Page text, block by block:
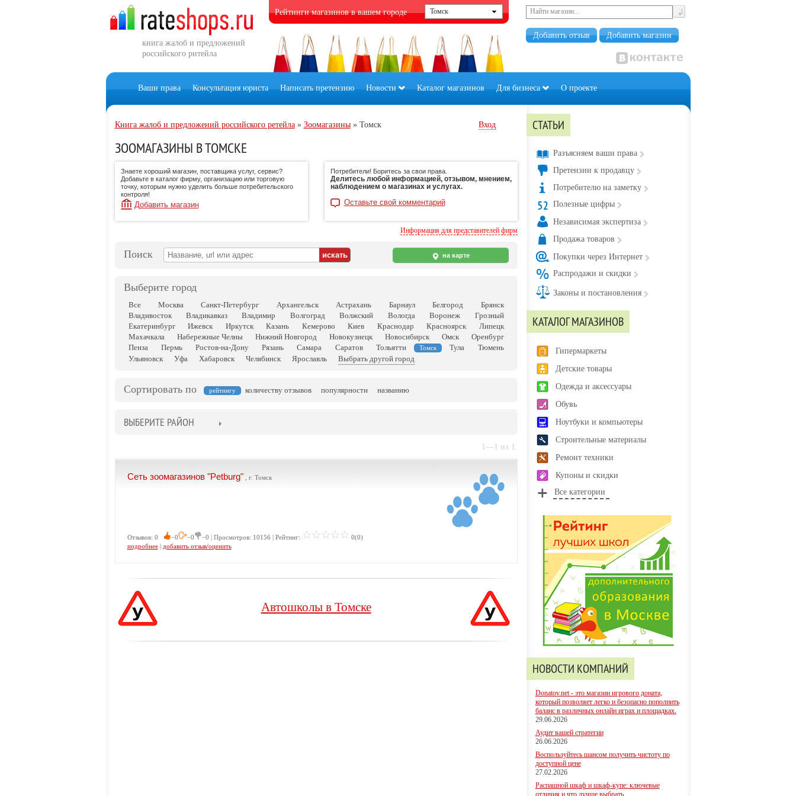
книга жалоб и предложений
российского ритейла
Рейтинги магазинов в вашем городе
Добавить отзыв Добавить магазин
Ваши права Консультация юриста Написать претензию Новости Каталог магазинов Для бизнеса О проекте
Книга жалоб и предложений российского ретейла» Зоомагазины» Томск Вход
ЗООМАГАЗИНЫ В ТОМСКЕ
Знаете хороший магазин, поставщика услуг, сервис?
Добавьте в каталог фирму, организацию или торговую
точку, которым нужно уделить больше потребительского
контроля!
Добавить магазин
Потребители! Боритесь за свои права.
Делитесь любой информацией, отзывом, мнением,
наблюдением о магазинах и услугах.
Оставьте свой комментарий
Информация для представителей фирм
Поиск на карте
Выберите город
Все Москва Санкт-Петербург Архангельск Астрахань Барнаул Белгород
Брянск
Владивосток
Владикавказ Владимир Волгоград Волжский Вологда Воронеж
Грозный
Екатеринбург
Ижевск Иркутск Казань Кемерово Киев Краснодар Красноярск
Липецк
Махачкала
Набережные Челны Нижний Новгород Новокузнецк Новосибирск Омск
Оренбург
Пенза
Пермь Ростов-на-Дону Рязань Самара Саратов Тольятти Томск Тула
Тюмень
Ульяновск
Уфа Хабаровск Челябинск Ярославль Выбрать другой город
Сортировать по рейтингу количеству отзывов популярности названию
ВЫБЕРИТЕ РАЙОН
1—1 из 1.
Сеть зоомагазинов "Petburg", г. Томск
Отзывов: 0 −0 −0 −0 | Просмотров: 10156 | Рейтинг:
0(0)
подробнее| добавить отзыв/оценить
Автошколы в Томске
СТАТЬИ
Разъясняем ваши права
Претензии к продавцу
Потребителю на заметку
Полезные цифры
Независимая экспертиза
Продажа товаров
Покупки через Интернет
Распродажи и скидки
Законы и постановления
КАТАЛОГ МАГАЗИНОВ
Гипермаркеты
Детские товары
Одежда и аксессуары
Обувь
Ноутбуки и компьютеры
Строительные материалы
Ремонт техники
Купоны и скидки
Все категории
НОВОСТИ КОМПАНИЙ
Donatov.net - это магазин игрового доната,
который позволяет легко и безопасно пополнить
баланс в различных онлайн играх и площадках.
29.06.2026
Аудит вашей стратегии
26.06.2026
Воспользуйтесь шансом получить чистоту по
доступной цене
27.02.2026
Распашной шкаф и шкаф-купе: ключевые
отличия и что лучше выбрать